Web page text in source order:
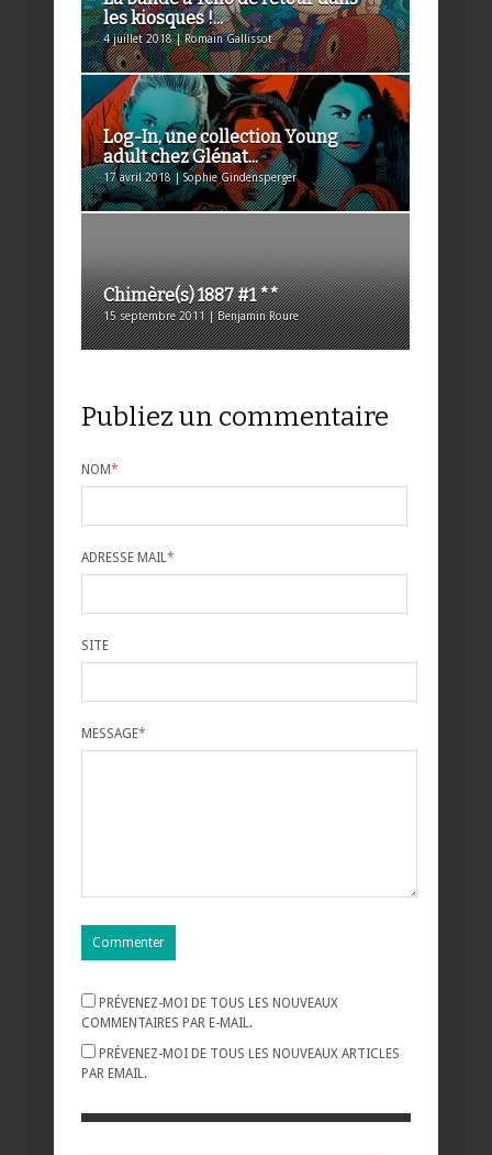
les kiosques !...
4 juillet 2018 | Romain Gallissot
Log-In, une collection Young
adult chez Glénat...
17 avril 2018 | Sophie Gindensperger
Chimère(s) 1887 #1 **
15 septembre 2011 | Benjamin Roure
Publiez un commentaire
NOM*
ADRESSE MAIL*
SITE
MESSAGE*
PRÉVENEZ-MOI DE TOUS LES NOUVEAUX
COMMENTAIRES PAR E-MAIL.
PRÉVENEZ-MOI DE TOUS LES NOUVEAUX ARTICLES
PAR EMAIL.